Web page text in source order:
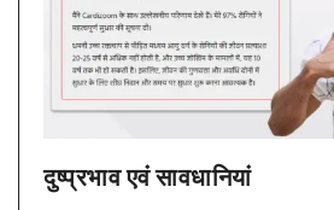
दुष्प्रभाव एवं सावधानियां